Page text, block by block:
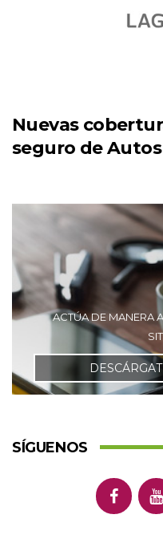
Nuevas
seguro de Autos
ACTÚA DE MANERA
SÍGUENOS